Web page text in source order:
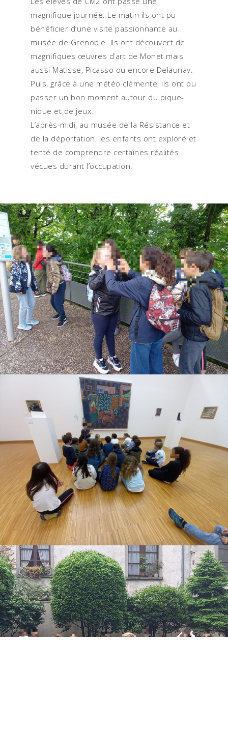
magnifique journée. Le matin ils ont pu
bénéficier d’une visite passionnante au
musée de Grenoble. Ils ont découvert de
magnifiques œuvres d’art de Monet mais
aussi Matisse, Picasso ou encore Delaunay.
Puis, grâce à une météo clémente, ils ont pu
passer un bon moment autour du pique-
nique et de jeux.
L’après-midi, au musée de la Résistance et
de la déportation, les enfants ont exploré et
tenté de comprendre certaines réalités
vécues durant l’occupation.